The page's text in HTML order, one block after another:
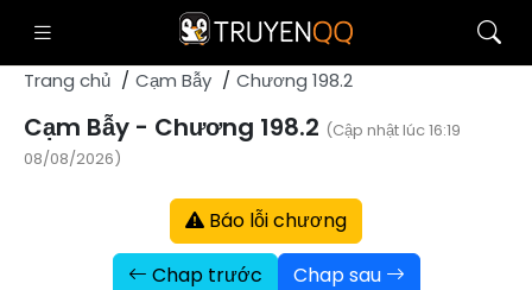
Trang chủ Cạm Bẫy Chương 198.2
Cạm Bẫy - Chương 198.2 (Cập nhật lúc 16:19
08/08/2026)
Báo lỗi chương
Chap trước
Chap sau